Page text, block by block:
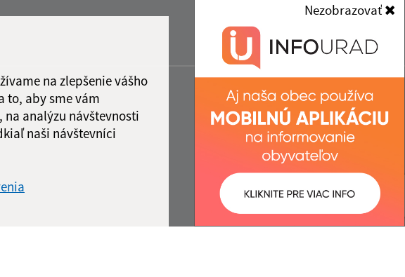
na zlepšenie vášho
to, aby sme vám
analýzu návštevnosti
naši návštevníci
Nezobrazovať